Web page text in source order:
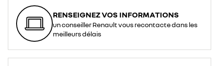
RENSEIGNEZ VOS INFORMATIONS
un conseiller Renault vous recontacte dans les
meilleurs délais